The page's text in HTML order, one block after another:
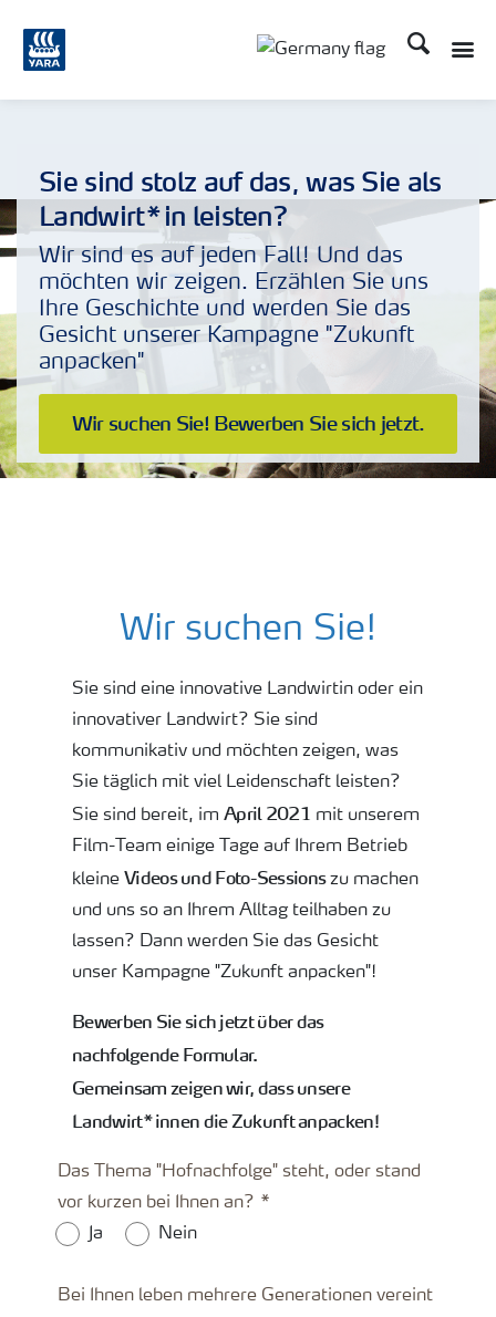
Suchen
Sie sind stolz auf das, was Sie als
Landwirt*in leisten?
Wir sind es auf jeden Fall! Und das
möchten wir zeigen. Erzählen Sie uns
Ihre Geschichte und werden Sie das
Gesicht unserer Kampagne "Zukunft
anpacken"
Wir suchen Sie! Bewerben Sie sich jetzt.
Botschafter der ZukunftWir suchen Sie!
Sie sind eine innovative Landwirtin oder ein
innovativer Landwirt? Sie sind
kommunikativ und möchten zeigen, was
Sie täglich mit viel Leidenschaft leisten?
Sie sind bereit, im April 2021 mit unserem
Film-Team einige Tage auf Ihrem Betrieb
kleine Videos und Foto-Sessionszu machen
und uns so an Ihrem Alltag teilhaben zu
lassen? Dann werden Sie das Gesicht
unser Kampagne "Zukunft anpacken"!
Bewerben Sie sich jetzt über das
nachfolgende Formular.
Gemeinsam zeigen wir, dass unsere
Landwirt*innen die Zukunft anpacken!
Das Thema "Hofnachfolge" steht, oder stand
vor kurzen bei Ihnen an?
Ja
Nein
Bei Ihnen leben mehrere Generationen vereint